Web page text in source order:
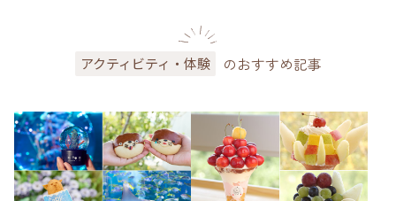
アクティビティ・体験 のおすすめ記事